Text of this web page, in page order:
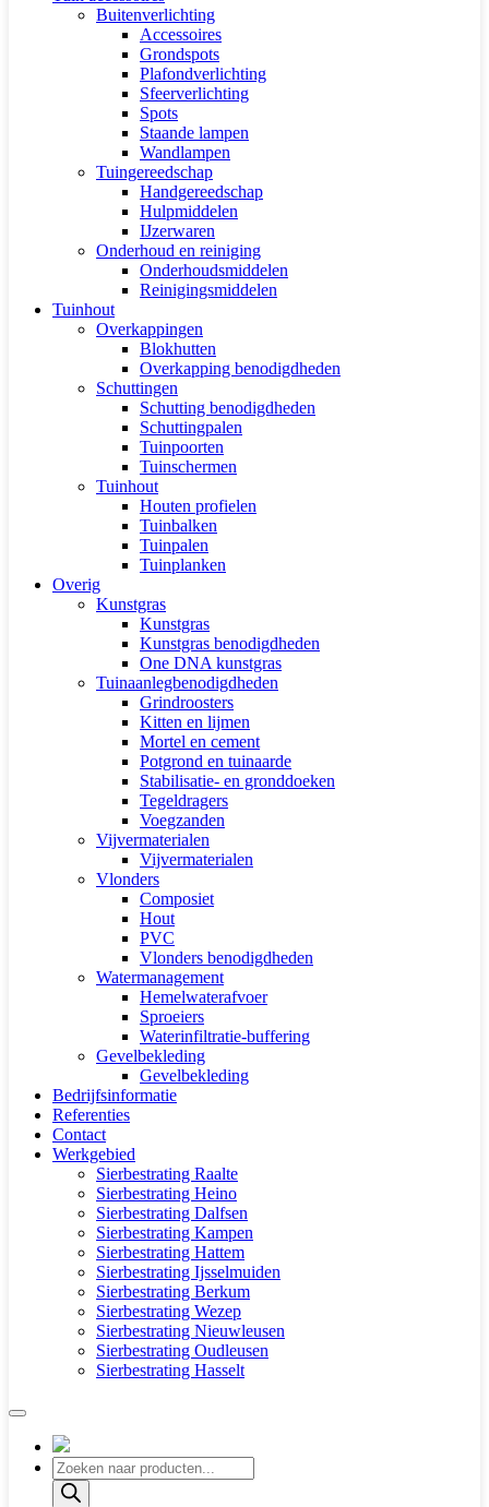
Buitenverlichting
Accessoires
Grondspots
Plafondverlichting
Sfeerverlichting
Spots
Staande lampen
Wandlampen
Tuingereedschap
Handgereedschap
Hulpmiddelen
IJzerwaren
Onderhoud en reiniging
Onderhoudsmiddelen
Reinigingsmiddelen
Tuinhout
Overkappingen
Blokhutten
Overkapping benodigdheden
Schuttingen
Schutting benodigdheden
Schuttingpalen
Tuinpoorten
Tuinschermen
Tuinhout
Houten profielen
Tuinbalken
Tuinpalen
Tuinplanken
Overig
Kunstgras
Kunstgras
Kunstgras benodigdheden
One DNA kunstgras
Tuinaanlegbenodigdheden
Grindroosters
Kitten en lijmen
Mortel en cement
Potgrond en tuinaarde
Stabilisatie- en gronddoeken
Tegeldragers
Voegzanden
Vijvermaterialen
Vijvermaterialen
Vlonders
Composiet
Hout
PVC
Vlonders benodigdheden
Watermanagement
Hemelwaterafvoer
Sproeiers
Waterinfiltratie-buffering
Gevelbekleding
Gevelbekleding
Bedrijfsinformatie
Referenties
Contact
Werkgebied
Sierbestrating Raalte
Sierbestrating Heino
Sierbestrating Dalfsen
Sierbestrating Kampen
Sierbestrating Hattem
Sierbestrating Ijsselmuiden
Sierbestrating Berkum
Sierbestrating Wezep
Sierbestrating Nieuwleusen
Sierbestrating Oudleusen
Sierbestrating Hasselt
Producten
zoeken